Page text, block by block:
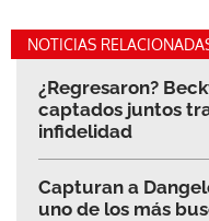
NOTICIAS
¿Regresaron?
captados juntos
infidelidad
Capturan a
uno de los más